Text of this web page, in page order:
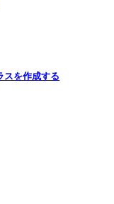
スを作成する